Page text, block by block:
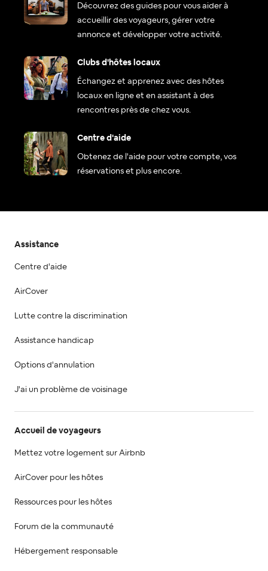
Découvrez des guides pour vous aider à
accueillir des voyageurs, gérer votre
annonce et développer votre activité.
Clubs d'hôtes locaux
Échangez et apprenez avec des hôtes
locaux en ligne et en assistant à des
rencontres près de chez vous.
Centre d'aide
Obtenez de l'aide pour votre compte, vos
réservations et plus encore.
Assistance
Centre d'aide
AirCover
Lutte contre la discrimination
Assistance handicap
Options d'annulation
J'ai un problème de voisinage
Accueil de voyageurs
Mettez votre logement sur Airbnb
AirCover pour les hôtes
Ressources pour les hôtes
Forum de la communauté
Hébergement responsable